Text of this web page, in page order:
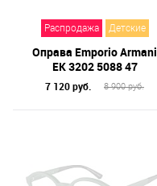
Распродажа Детские
Оправа Emporio Armani
EK 3202 5088 47
7 120 руб. 8 900 руб.